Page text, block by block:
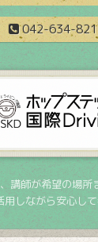
042-634-
講師が希望の場所
用しながら安心し